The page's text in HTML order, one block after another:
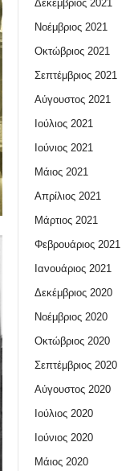
Δεκέμβριος 2021
Νοέμβριος 2021
Οκτώβριος 2021
Σεπτέμβριος 2021
Αύγουστος 2021
Ιούλιος 2021
Ιούνιος 2021
Μάιος 2021
Απρίλιος 2021
Μάρτιος 2021
Φεβρουάριος 2021
Ιανουάριος 2021
Δεκέμβριος 2020
Νοέμβριος 2020
Οκτώβριος 2020
Σεπτέμβριος 2020
Αύγουστος 2020
Ιούλιος 2020
Ιούνιος 2020
Μάιος 2020